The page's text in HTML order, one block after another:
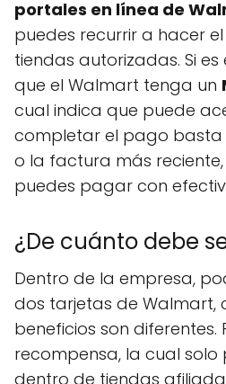
portales en línea de
puedes recurrir a hacer
tiendas autorizadas. Si
que el Walmart tenga un
cual indica que puede
completar el pago basta
o la factura más
puedes pagar con
¿De cuánto debe
Dentro de la empresa,
dos tarjetas de Walmart,
beneficios son
recompensa, la cual solo
dentro de tiendas